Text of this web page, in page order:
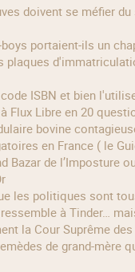
portaient‑ils un
code ISBN et bien
à Flux Libre en 20
bovine
en France ( le
les politiques sont
ressemble à Tinder…
la Cour Suprême